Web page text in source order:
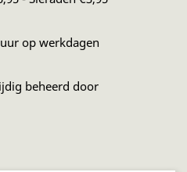
op werkdagen
beheerd door